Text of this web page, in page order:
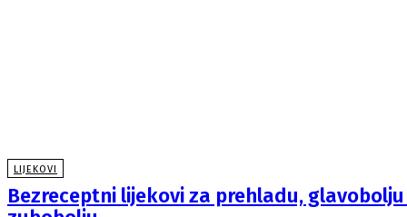
LIJEKOVI
Bezreceptni lijekovi za prehladu,